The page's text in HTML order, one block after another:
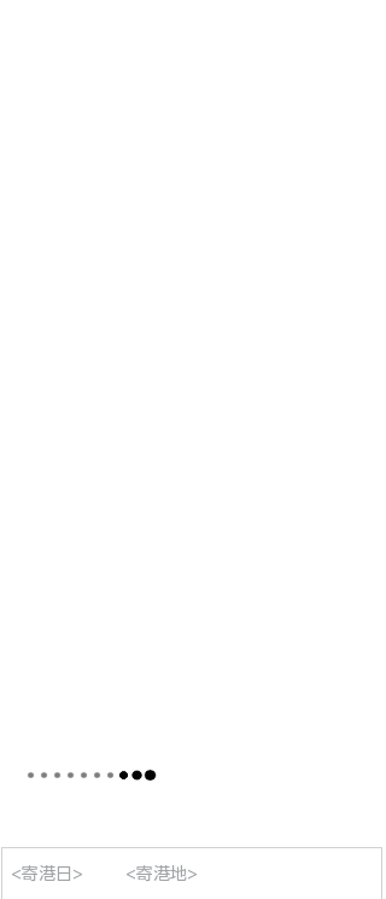
<寄港日> <寄港地>